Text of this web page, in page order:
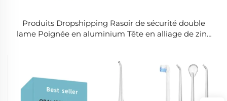
Produits Dropshipping Rasoir de sécurité double
lame Poignée en aluminium Tête en alliage de zinc